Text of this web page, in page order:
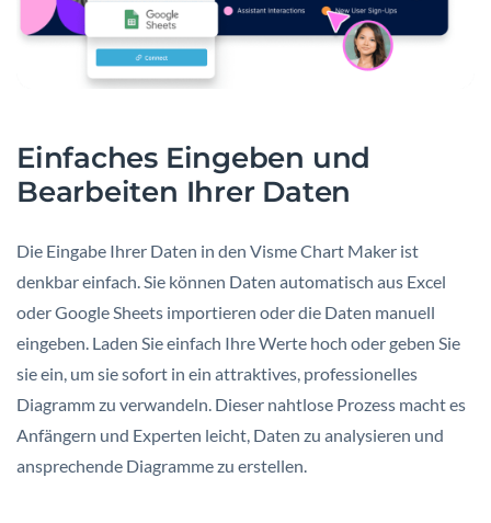
Einfaches Eingeben und
Bearbeiten Ihrer Daten
Die Eingabe Ihrer Daten in den Visme Chart Maker ist
denkbar einfach. Sie können Daten automatisch aus Excel
oder Google Sheets importieren oder die Daten manuell
eingeben. Laden Sie einfach Ihre Werte hoch oder geben Sie
sie ein, um sie sofort in ein attraktives, professionelles
Diagramm zu verwandeln. Dieser nahtlose Prozess macht es
Anfängern und Experten leicht, Daten zu analysieren und
ansprechende Diagramme zu erstellen.